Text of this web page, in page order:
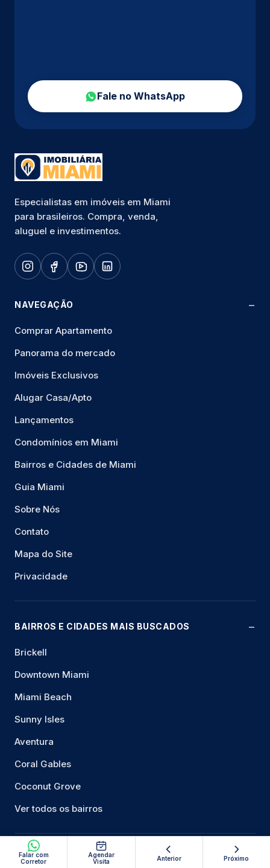
Falar com
Corretor
Agendar
Visita
Anterior Próximo
Fale no WhatsApp
Especialistas em imóveis em Miami
para brasileiros. Compra, venda,
aluguel e investimentos.
NAVEGAÇÃO
Comprar Apartamento
Panorama do mercado
Imóveis Exclusivos
Alugar Casa/Apto
Lançamentos
Condomínios em Miami
Bairros e Cidades de Miami
Guia Miami
Sobre Nós
Contato
Mapa do Site
Privacidade
BAIRROS E CIDADES MAIS BUSCADOS
Brickell
Downtown Miami
Miami Beach
Sunny Isles
Aventura
Coral Gables
Coconut Grove
Ver todos os bairros
RECURSOS